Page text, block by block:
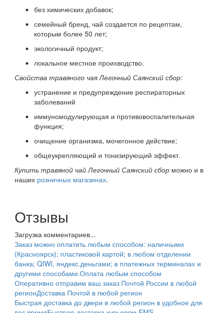
без химических добавок;
семейный бренд, чай создается по рецептам,
которым более 50 лет;
экологичный продукт;
локальное местное проихводство.
Свойства травяного чая Легочный Саянский сбор:
устранение и предупреждение респираторных
заболеваний
иммуномодулирующая и противовоспалительная
функция;
очищение организма, мочегонное действие;
общеукрепляющий и тонизирующий эффект.
Купить травяной чай Легочный Саянский сбор можно и в
наших розничных магазинах.
Отзывы
Загрузка комментариев...
Заказ можно оплатить любым способом: наличными
(Красноярск); пластиковой картой; в любом отделении
банка; QIWI, яндекс.деньгами; в платежных терминалах и
другими способами.Оплата любым способом
Оперативно отправим ваш заказ Почтой России в любой
регионДоставка Почтой в любой регион
Быстрая доставка до двери в любой регион в удобное для